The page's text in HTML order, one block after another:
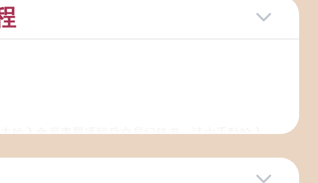
輸入會員專屬碼歸戶交易紀錄者，請由手動輸入
客服中心恕不提供查詢卡號密碼服務。